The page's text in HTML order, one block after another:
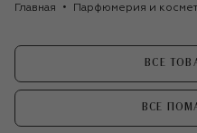
Главная Парфюмерия и
ВСЕ
ВСЕ